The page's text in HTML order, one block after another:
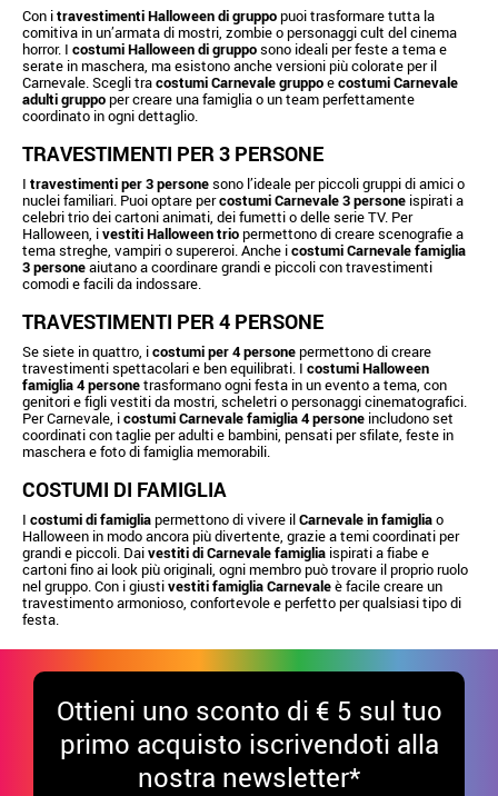
Con itravestimenti Halloween di gruppopuoi trasformare tutta la
comitiva in un’armata di mostri, zombie o personaggi cult del cinema
horror. I costumi Halloween di grupposono ideali per feste a tema e
serate in maschera, ma esistono anche versioni più colorate per il
Carnevale. Scegli tracostumi Carnevale gruppoecostumi Carnevale
adulti gruppoper creare una famiglia o un team perfettamente
coordinato in ogni dettaglio.
TRAVESTIMENTI PER 3 PERSONE
I travestimenti per 3 personesono l’ideale per piccoli gruppi di amici o
nuclei familiari. Puoi optare percostumi Carnevale 3 persone ispirati a
celebri trio dei cartoni animati, dei fumetti o delle serie TV. Per
Halloween, ivestiti Halloween triopermettono di creare scenografie a
tema streghe, vampiri o supereroi. Anche icostumi Carnevale famiglia
3 personeaiutano a coordinare grandi e piccoli con travestimenti
comodi e facili da indossare.
TRAVESTIMENTI PER 4 PERSONE
Se siete in quattro, icostumi per 4 personepermettono di creare
travestimenti spettacolari e ben equilibrati. I costumi Halloween
famiglia 4 personetrasformano ogni festa in un evento a tema, con
genitori e figli vestiti da mostri, scheletri o personaggi cinematografici.
Per Carnevale, icostumi Carnevale famiglia 4 persone includono set
coordinati con taglie per adulti e bambini, pensati per sfilate, feste in
maschera e foto di famiglia memorabili.
COSTUMI DI FAMIGLIA
I costumi di famigliapermettono di vivere ilCarnevale in famigliao
Halloween in modo ancora più divertente, grazie a temi coordinati per
grandi e piccoli. Daivestiti di Carnevale famiglia ispirati a fiabe e
cartoni fino ai look più originali, ogni membro può trovare il proprio ruolo
nel gruppo. Con i giustivestiti famiglia Carnevaleè facile creare un
travestimento armonioso, confortevole e perfetto per qualsiasi tipo di
festa.
Ottieni uno sconto di € 5 sul tuo
primo acquisto iscrivendoti alla
nostra newsletter*